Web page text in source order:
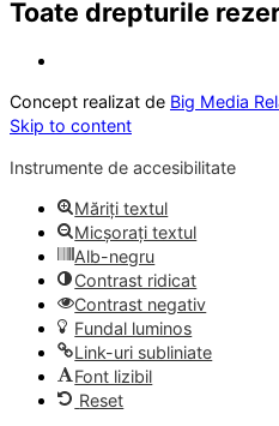
Toate drepturile
Concept realizat de Big Media
Skip to content
Instrumente de accesibilitate
Măriți textul
Micșorați textul
Alb-negru
Contrast ridicat
Contrast negativ
Fundal luminos
Link-uri subliniate
Font lizibil
Reset